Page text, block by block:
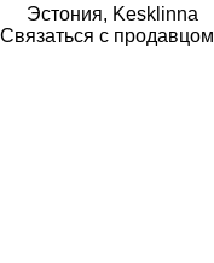
Эстония, Kesklinna
Связаться с продавцом